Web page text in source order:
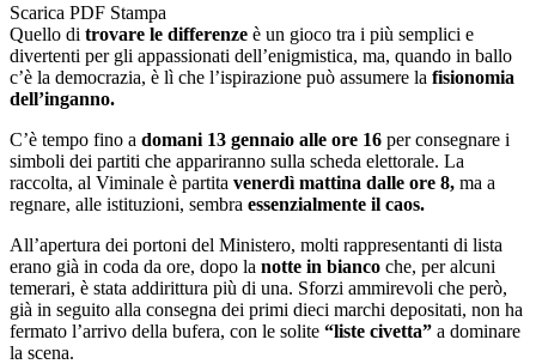
Scarica PDF Stampa
Quello di trovare le differenze è un gioco tra i più semplici e
divertenti per gli appassionati dell’enigmistica, ma, quando in ballo
c’è la democrazia, è lì che l’ispirazione può assumere la fisionomia
dell’inganno.
C’è tempo fino a domani 13 gennaio alle ore 16 per consegnare i
simboli dei partiti che appariranno sulla scheda elettorale. La
raccolta, al Viminale è partita venerdì mattina dalle ore 8, ma a
regnare, alle istituzioni, sembra essenzialmente il caos.
All’apertura dei portoni del Ministero, molti rappresentanti di lista
erano già in coda da ore, dopo la notte in bianco che, per alcuni
temerari, è stata addirittura più di una. Sforzi ammirevoli che però,
già in seguito alla consegna dei primi dieci marchi depositati, non ha
fermato l’arrivo della bufera, con le solite “liste civetta” a dominare
la scena.